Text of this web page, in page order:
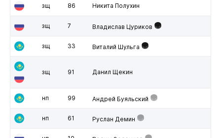
зщ 86 Никита Полухин
зщ 7 Владислав Цуриков
зщ 33 Виталий Шульга
зщ 91 Данил Щекин
нп 99 Андрей Буяльский
нп 61 Руслан Демин